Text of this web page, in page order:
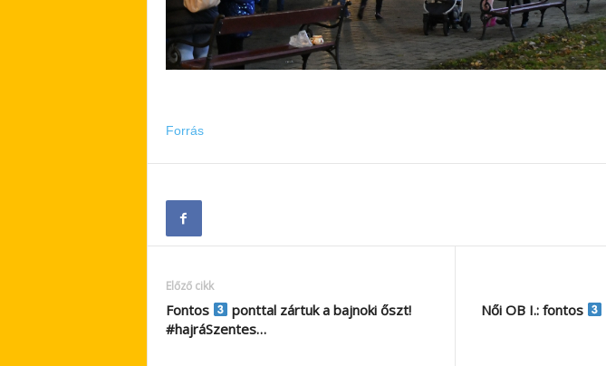
Forrás
Előző cikk
Fontos
ponttal zártuk a bajnoki őszt!
#hajráSzentes…
Női OB I.: fontos